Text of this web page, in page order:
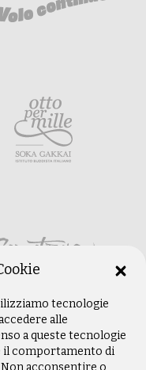
tecnologie
alle
a queste tecnologie
il comportamento di
acconsentire o